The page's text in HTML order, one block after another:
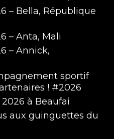
- Saison 8 #07
– Bella, République
– Anta, Mali
– Annick,
sportif
! #2026
2026 à Beaufai
aux guinguettes du